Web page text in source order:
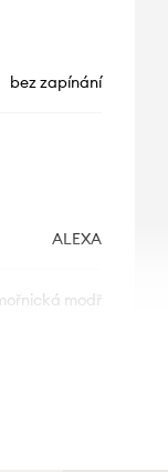
bez zapínání
ALEXA
modř